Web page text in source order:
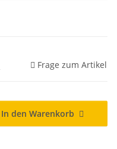
Frage zum Artikel
In den Warenkorb